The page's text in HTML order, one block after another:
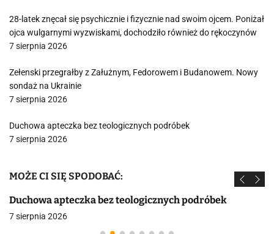
28-latek znęcał się psychicznie i fizycznie nad swoim ojcem. Poniżał
ojca wulgarnymi wyzwiskami, dochodziło również do rękoczynów
7 sierpnia 2026
Zełenski przegrałby z Załużnym, Fedorowem i Budanowem. Nowy
sondaż na Ukrainie
7 sierpnia 2026
Duchowa apteczka bez teologicznych podróbek
7 sierpnia 2026
MOŻE CI SIĘ SPODOBAĆ:
Duchowa apteczka bez teologicznych podróbek
7 sierpnia 2026